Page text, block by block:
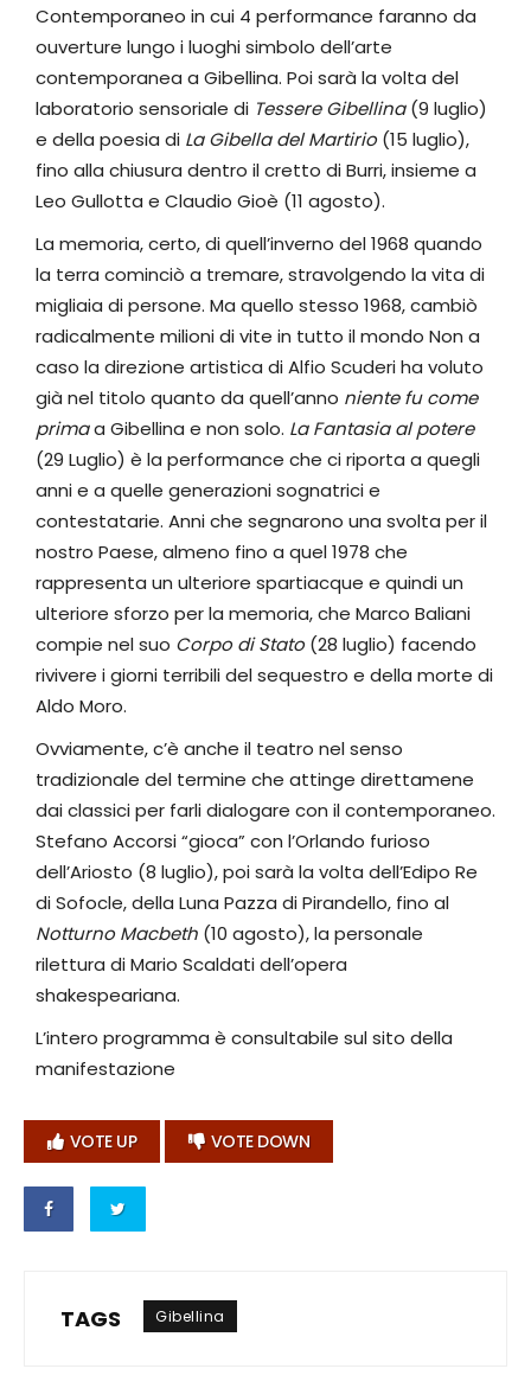
Contemporaneo in cui 4 performance faranno da
ouverture lungo i luoghi simbolo dell’arte
contemporanea a Gibellina. Poi sarà la volta del
laboratorio sensoriale di Tessere Gibellina(9 luglio)
e della poesia di La Gibella del Martirio(15 luglio),
fino alla chiusura dentro il cretto di Burri, insieme a
Leo Gullotta e Claudio Gioè (11 agosto).
La memoria, certo, di quell’inverno del 1968 quando
la terra cominciò a tremare, stravolgendo la vita di
migliaia di persone. Ma quello stesso 1968, cambiò
radicalmente milioni di vite in tutto il mondo Non a
caso la direzione artistica di Alfio Scuderi ha voluto
già nel titolo quanto da quell’anno niente fu come
primaa Gibellina e non solo. La Fantasia al potere
(29 Luglio) è la performance che ci riporta a quegli
anni e a quelle generazioni sognatrici e
contestatarie. Anni che segnarono una svolta per il
nostro Paese, almeno fino a quel 1978 che
rappresenta un ulteriore spartiacque e quindi un
ulteriore sforzo per la memoria, che Marco Baliani
compie nel suo Corpo di Stato(28 luglio) facendo
rivivere i giorni terribili del sequestro e della morte di
Aldo Moro.
Ovviamente, c’è anche il teatro nel senso
tradizionale del termine che attinge direttamene
dai classici per farli dialogare con il contemporaneo.
Stefano Accorsi “gioca” con l’Orlando furioso
dell’Ariosto (8 luglio), poi sarà la volta dell’Edipo Re
di Sofocle, della Luna Pazza di Pirandello, fino al
Notturno Macbeth (10 agosto), la personale
rilettura di Mario Scaldati dell’opera
shakespeariana.
L’intero programma è consultabile sul sito della
manifestazione
VOTE UP VOTE DOWN
TAGS Gibellina